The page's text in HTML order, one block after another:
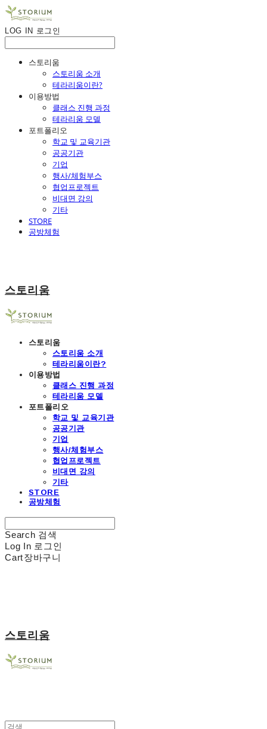
LOG IN 로그인
스토리움
스토리움 소개
테라리움이란?
이용방법
클래스 진행 과정
테라리움 모델
포트폴리오
학교 및 교육기관
공공기관
기업
행사/체험부스
협업프로젝트
비대면 강의
기타
STORE
공방체험
스토리움
스토리움
스토리움 소개
테라리움이란?
이용방법
클래스 진행 과정
테라리움 모델
포트폴리오
학교 및 교육기관
공공기관
기업
행사/체험부스
협업프로젝트
비대면 강의
기타
STORE
공방체험
Search 검색
Log In 로그인
Cart장바구니
스토리움